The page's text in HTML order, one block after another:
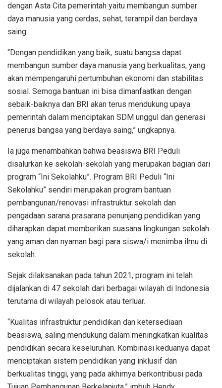
dengan Asta Cita pemerintah yaitu membangun sumber
daya manusia yang cerdas, sehat, terampil dan berdaya
saing.
“Dengan pendidikan yang baik, suatu bangsa dapat
membangun sumber daya manusia yang berkualitas, yang
akan mempengaruhi pertumbuhan ekonomi dan stabilitas
sosial. Semoga bantuan ini bisa dimanfaatkan dengan
sebaik-baiknya dan BRI akan terus mendukung upaya
pemerintah dalam menciptakan SDM unggul dan generasi
penerus bangsa yang berdaya saing,” ungkapnya.
Ia juga menambahkan bahwa beasiswa BRI Peduli
disalurkan ke sekolah-sekolah yang merupakan bagian dari
program “Ini Sekolahku”. Program BRI Peduli “Ini
Sekolahku” sendiri merupakan program bantuan
pembangunan/renovasi infrastruktur sekolah dan
pengadaan sarana prasarana penunjang pendidikan yang
diharapkan dapat memberikan suasana lingkungan sekolah
yang aman dan nyaman bagi para siswa/i menimba ilmu di
sekolah.
Sejak dilaksanakan pada tahun 2021, program ini telah
dijalankan di 47 sekolah dari berbagai wilayah di Indonesia
terutama di wilayah pelosok atau terluar.
“Kualitas infrastruktur pendidikan dan ketersediaan
beasiswa, saling mendukung dalam meningkatkan kualitas
pendidikan secara keseluruhan. Kombinasi keduanya dapat
menciptakan sistem pendidikan yang inklusif dan
berkualitas tinggi, yang pada akhirnya berkontribusi pada